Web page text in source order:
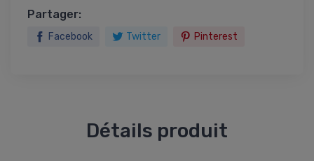
Partager:
Facebook Twitter Pinterest
Détails produit